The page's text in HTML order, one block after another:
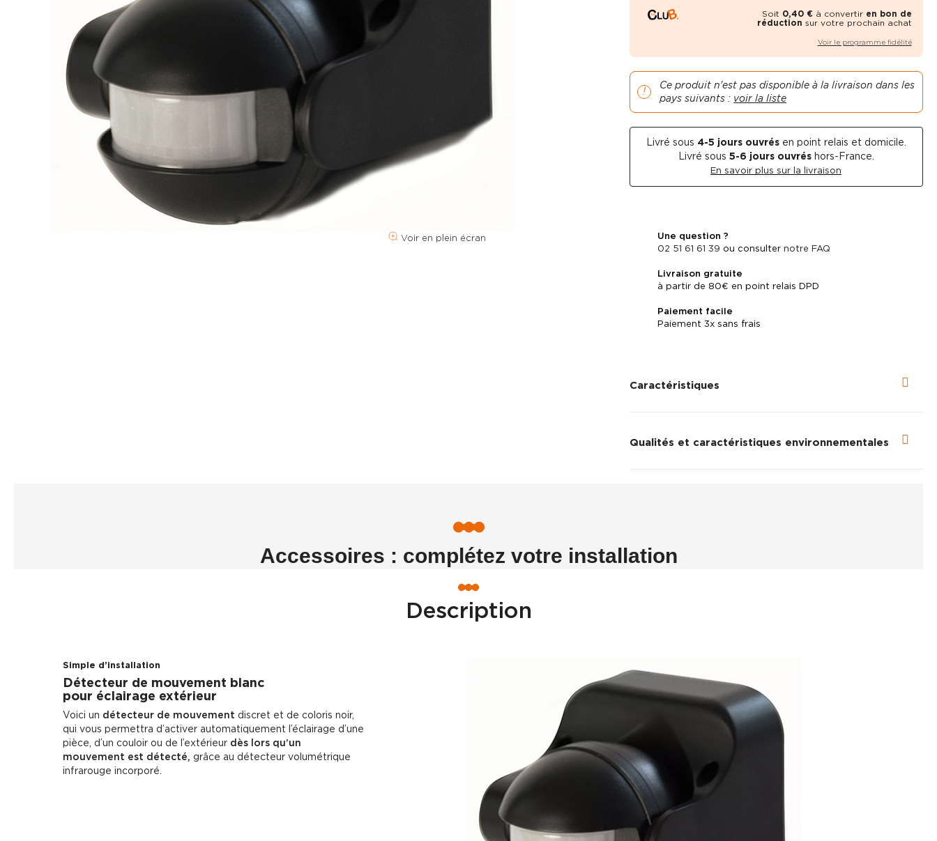
Voir en plein écran
Soit 0,40 €à convertiren bon de
réduction sur votre prochain achat
Voir le programme fidélité
Ce produit n'est pas disponible à la livraison dans les
pays suivants : voir la liste
Livré sous 4-5 jours ouvrésen point relais et domicile.
Livré sous 5-6 jours ouvréshors-France.
En savoir plus sur la livraison
Une question ?
02 51 61 61 39 ou consulternotre FAQ
Livraison gratuite
à partir de 80€ en point relais DPD
Paiement facile
Paiement 3x sans frais
Caractéristiques
Qualités et caractéristiques environnementales
Accessoires : complétez votre installation
Description
Simple d’installation
Détecteur de mouvement blanc
pour éclairage extérieur
Voici un détecteur de mouvement discret et de coloris noir,
qui vous permettra d’activer automatiquement l’éclairage d’une
pièce, d’un couloir ou de l’extérieur dès lors qu’un
mouvement est détecté, grâce au détecteur volumétrique
infrarouge incorporé.